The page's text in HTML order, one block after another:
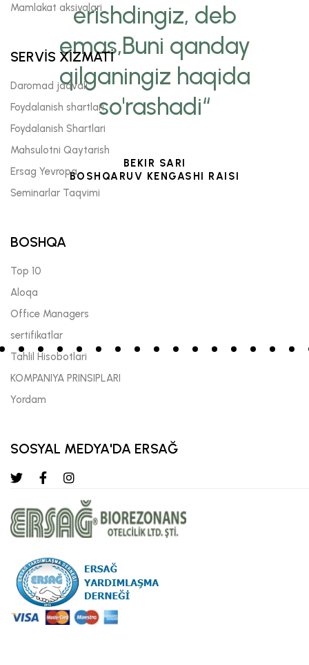
erishdingiz, deb
emas,Buni qanday
qilganingiz haqida
so'rashadi“
BEKIR SARI
BOSHQARUV KENGASHI RAISI
Mamlakat aksiyalari
SERVİS XİZMATİ
Daromad jadvali
Foydalanish shartlari
Foydalanish Shartlari
Mahsulotni Qaytarish
Ersag Yevropa
Seminarlar Taqvimi
BOSHQA
Top 10
Aloqa
Offıce Managers
sertifikatlar
Tahlil Hisobotlari
KOMPANIYA PRINSIPLARI
Yordam
SOSYAL MEDYA'DA ERSAĞ